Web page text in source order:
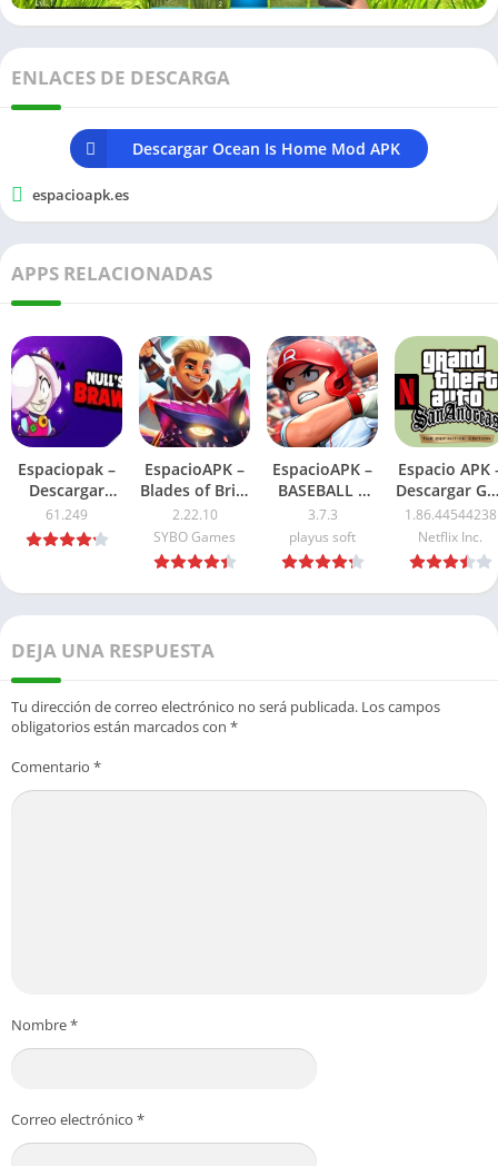
ENLACES DE DESCARGA
Descargar Ocean Is Home Mod APK
espacioapk.es
APPS RELACIONADAS
Espaciopak –
Descargar
Nulls Brawl
APK Ultima
61.249
EspacioAPK –
Blades of Brim
Mod APK
2026: Dinero
ilimitado
2.22.10
SYBO Games
EspacioAPK –
BASEBALL 9
APK Mod
Dinero
Ilimitado 2026
3.7.3
playus soft
Espacio APK
Descargar
San Andreas
NETFLIX APK
2026: Ultima
versión
1.86.44544238
Netflix Inc.
DEJA UNA RESPUESTA
Tu dirección de correo electrónico no será publicada. Los campos
obligatorios están marcados con *
Comentario *
Nombre*
Correo electrónico *